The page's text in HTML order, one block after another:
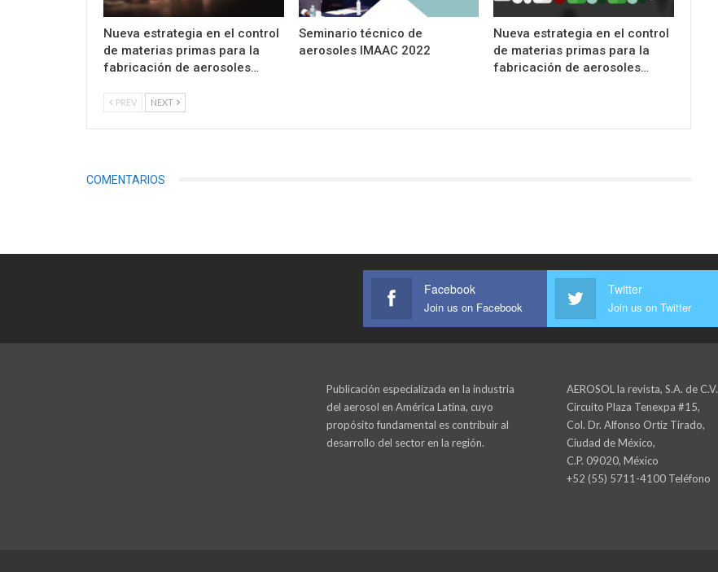
Nueva estrategia en el control
de materias primas para la
fabricación de aerosoles…
Seminario técnico de
aerosoles IMAAC 2022
Nueva estrategia en el control
de materias primas para la
fabricación de aerosoles…
PREV NEXT
COMENTARIOS
Facebook
Join us on Facebook
Twitter
Join us on Twitter
Publicación especializada en la industria
del aerosol en América Latina, cuyo
propósito fundamental es contribuir al
desarrollo del sector en la región.
AEROSOL la revista, S.A. de C.V.
Circuito Plaza Tenexpa #15,
Col. Dr. Alfonso Ortiz Tirado,
Ciudad de México,
C.P. 09020, México
+52 (55) 5711-4100 Teléfono